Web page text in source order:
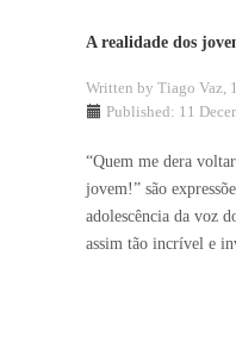
A realidade dos
Written by Tiago Vaz,
Published: 11
“Quem me dera
jovem!” são
adolescência da voz
assim tão incrível e